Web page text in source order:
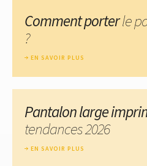
Comment porterle
?
EN SAVOIR PLUS
Pantalon large
tendances 2026
EN SAVOIR PLUS